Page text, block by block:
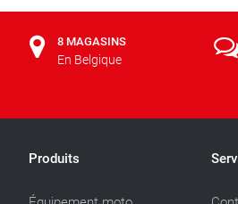
8 MAGASINS
En Belgique
Produits